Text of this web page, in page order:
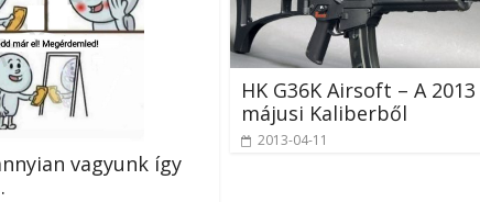
vagyunk így
HK G36K Airsoft – A 2013
májusi Kaliberből
2013-04-11